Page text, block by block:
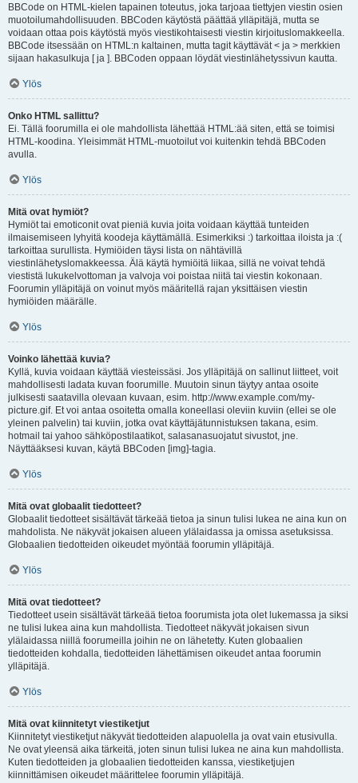
BBCode on HTML-kielen tapainen toteutus, joka tarjoaa tiettyjen viestin osien
muotoilumahdollisuuden. BBCoden käytöstä päättää ylläpitäjä, mutta se
voidaan ottaa pois käytöstä myös viestikohtaisesti viestin kirjoituslomakkeella.
BBCode itsessään on HTML:n kaltainen, mutta tagit käyttävät < ja > merkkien
sijaan hakasulkuja [ ja ]. BBCoden oppaan löydät viestinlähetyssivun kautta.
Ylös
Onko HTML sallittu?
Ei. Tällä foorumilla ei ole mahdollista lähettää HTML:ää siten, että se toimisi
HTML-koodina. Yleisimmät HTML-muotoilut voi kuitenkin tehdä BBCoden
avulla.
Ylös
Mitä ovat hymiöt?
Hymiöt tai emoticonit ovat pieniä kuvia joita voidaan käyttää tunteiden
ilmaisemiseen lyhyitä koodeja käyttämällä. Esimerkiksi :) tarkoittaa iloista ja :(
tarkoittaa surullista. Hymiöiden täysi lista on nähtävillä
viestinlähetyslomakkeessa. Älä käytä hymiöitä liikaa, sillä ne voivat tehdä
viestistä lukukelvottoman ja valvoja voi poistaa niitä tai viestin kokonaan.
Foorumin ylläpitäjä on voinut myös määritellä rajan yksittäisen viestin
hymiöiden määrälle.
Ylös
Voinko lähettää kuvia?
Kyllä, kuvia voidaan käyttää viesteissäsi. Jos ylläpitäjä on sallinut liitteet, voit
mahdollisesti ladata kuvan foorumille. Muutoin sinun täytyy antaa osoite
julkisesti saatavilla olevaan kuvaan, esim. http://www.example.com/my-
picture.gif. Et voi antaa osoitetta omalla koneellasi oleviin kuviin (ellei se ole
yleinen palvelin) tai kuviin, jotka ovat käyttäjätunnistuksen takana, esim.
hotmail tai yahoo sähköpostilaatikot, salasanasuojatut sivustot, jne.
Näyttääksesi kuvan, käytä BBCoden [img]-tagia.
Ylös
Mitä ovat globaalit tiedotteet?
Globaalit tiedotteet sisältävät tärkeää tietoa ja sinun tulisi lukea ne aina kun on
mahdolista. Ne näkyvät jokaisen alueen ylälaidassa ja omissa asetuksissa.
Globaalien tiedotteiden oikeudet myöntää foorumin ylläpitäjä.
Ylös
Mitä ovat tiedotteet?
Tiedotteet usein sisältävät tärkeää tietoa foorumista jota olet lukemassa ja siksi
ne tulisi lukea aina kun mahdollista. Tiedotteet näkyvät jokaisen sivun
ylälaidassa niillä foorumeilla joihin ne on lähetetty. Kuten globaalien
tiedotteiden kohdalla, tiedotteiden lähettämisen oikeudet antaa foorumin
ylläpitäjä.
Ylös
Mitä ovat kiinnitetyt viestiketjut
Kiinnitetyt viestiketjut näkyvät tiedotteiden alapuolella ja ovat vain etusivulla.
Ne ovat yleensä aika tärkeitä, joten sinun tulisi lukea ne aina kun mahdollista.
Kuten tiedotteiden ja globaalien tiedotteiden kanssa, viestiketjujen
kiinnittämisen oikeudet määrittelee foorumin ylläpitäjä.